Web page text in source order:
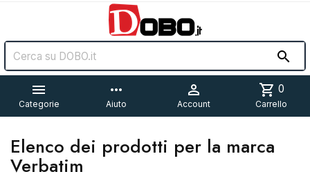


Categorie
more_horiz
Aiuto

Account
shopping_cart 0
Carrello
Elenco dei prodotti per la marca
Verbatim